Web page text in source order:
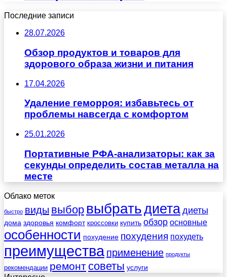
Последние записи
28.07.2026
Обзор продуктов и товаров для
здорового образа жизни и питания
17.04.2026
Удаление геморроя: избавьтесь от
проблемы навсегда с комфортом
25.01.2026
Портативные РФА-анализаторы: как за
секунды определить состав металла на
месте
Облако меток
быстро виды выбор выбратьдиета диеты
дома здоровья комфорт кроссовки купить обзор основные
особенности похудение похудения похудеть
преимущества применение продукты
рекомендации ремонт советы услуги